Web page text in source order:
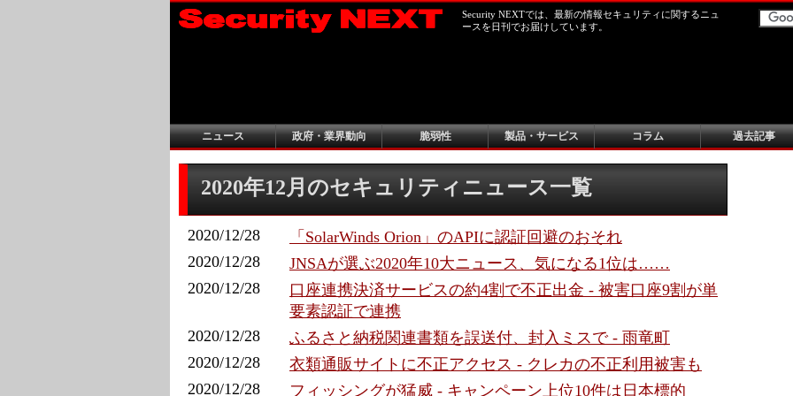
Security NEXTでは、最新の情報セキュリティに関するニュ
ースを日刊でお届けしています。
ニュース 政府・業界動向 脆弱性 製品・サービス コラム 過去記事
2020年12月のセキュリティニュース一覧
2020/12/28
「SolarWinds Orion」のAPIに認証回避のおそれ
2020/12/28
JNSAが選ぶ2020年10大ニュース、気になる1位は……
2020/12/28
口座連携決済サービスの約4割で不正出金 - 被害口座9割が単
要素認証で連携
2020/12/28
ふるさと納税関連書類を誤送付、封入ミスで - 雨竜町
2020/12/28
衣類通販サイトに不正アクセス - クレカの不正利用被害も
2020/12/28
フィッシングが猛威 - キャンペーン上位10件は日本標的